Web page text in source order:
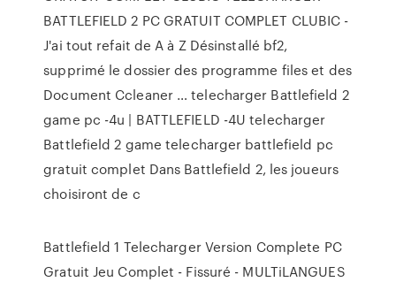
BATTLEFIELD 2 PC GRATUIT COMPLET CLUBIC -
J'ai tout refait de A à Z Désinstallé bf2,
supprimé le dossier des programme files et des
Document Ccleaner … telecharger Battlefield 2
game pc -4u | BATTLEFIELD -4U telecharger
Battlefield 2 game telecharger battlefield pc
gratuit complet Dans Battlefield 2, les joueurs
choisiront de c
Battlefield 1 Telecharger Version Complete PC
Gratuit Jeu Complet - Fissuré - MULTiLANGUES